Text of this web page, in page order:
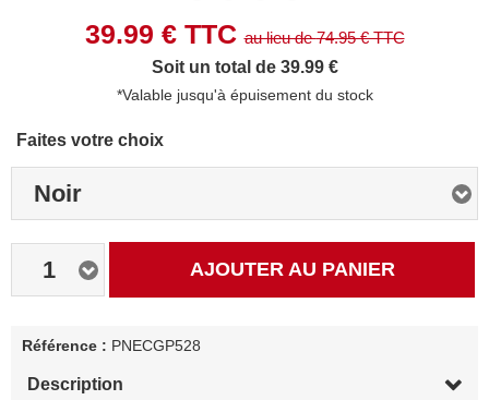
39.99 € TTCau lieu de74.95€ TTC
Soit un total de 39.99 €
*Valable jusqu'à épuisement du stock
Faites votre choix
Noir
1 AJOUTER AU PANIER
Référence : PNECGP528
Description